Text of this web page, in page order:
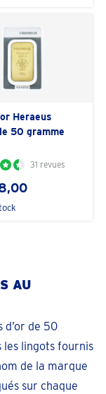
Heraeus
50 gramme
31 revues
AU
d’or de 50
les lingots fournis
de la marque
sur chaque